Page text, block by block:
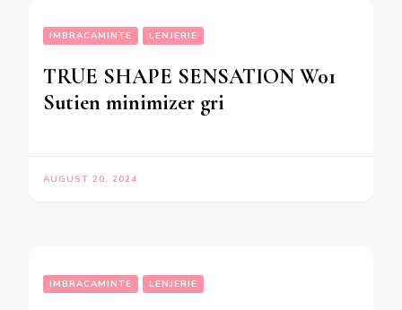
IMBRACAMINTE LENJERIE
TRUE SHAPE SENSATION W01
Sutien minimizer gri
AUGUST 20, 2024
IMBRACAMINTE LENJERIE